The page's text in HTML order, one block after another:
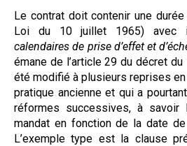
Le contrat doit contenir une
Loi du 10 juillet 1965) avec
calendaires de prise d’effet et
émane de l’article 29 du décret
été modifié à plusieurs reprises
pratique ancienne et qui a
réformes successives, à
mandat en fonction de la date de
L’exemple type est la clause